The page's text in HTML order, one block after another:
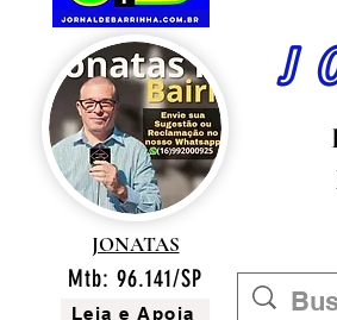
JONATAS
Mtb: 96.141/SP
Leia e Apoia